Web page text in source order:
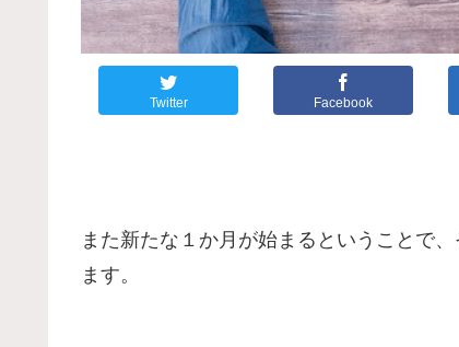
Twitter Facebook
また新たな１か月が始まるということで
ます。